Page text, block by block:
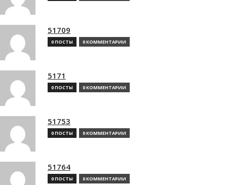
51709
0 ПОСТЫ 0 КОММЕНТАРИИ
5171
0 ПОСТЫ 0 КОММЕНТАРИИ
51753
0 ПОСТЫ 0 КОММЕНТАРИИ
51764
0 ПОСТЫ 0 КОММЕНТАРИИ